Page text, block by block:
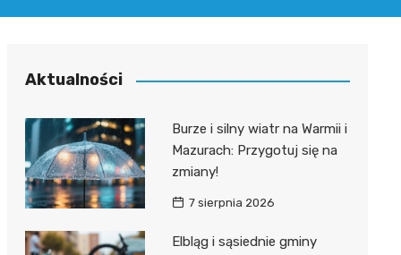
piłkarski
Aktualności
Burze i silny wiatr na Warmii i
Mazurach: Przygotuj się na
zmiany!
7 sierpnia 2026
Elbląg i sąsiednie gminy